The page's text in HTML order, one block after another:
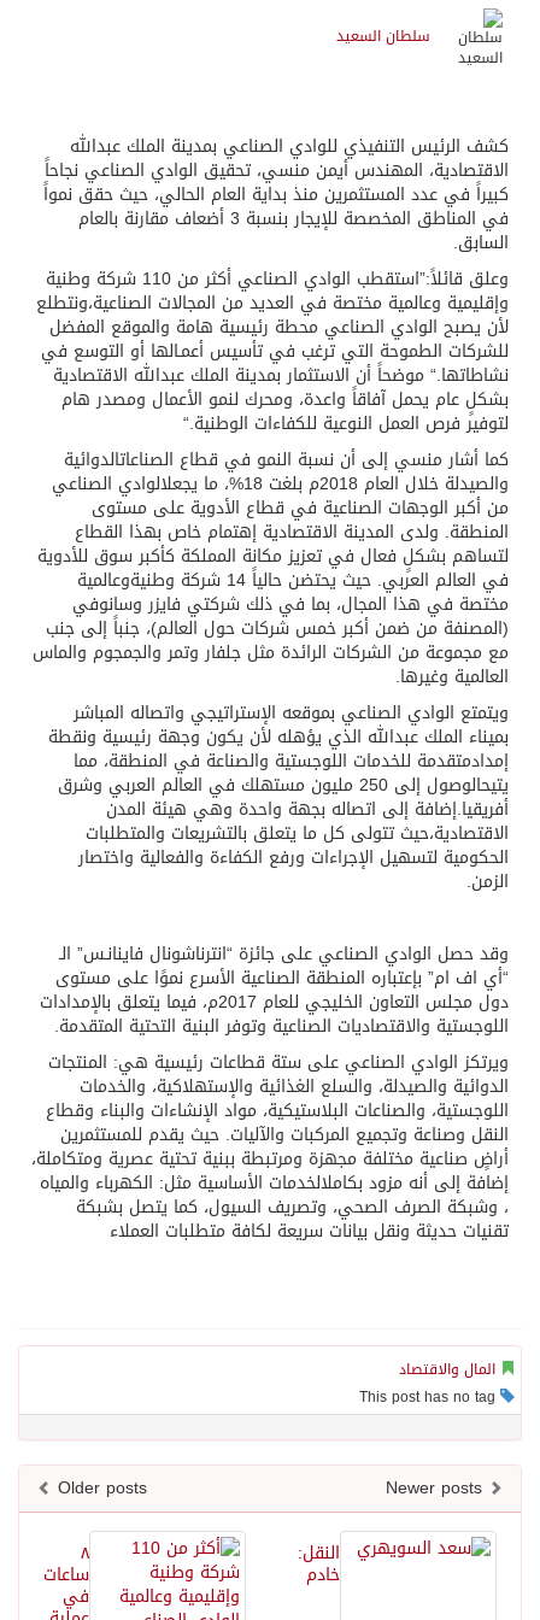
سلطان السعيد
كشف الرئيس التنفيذي للوادي الصناعي بمدينة الملك عبدالله
الاقتصادية، المهندس أيمن منسي، تحقيق الوادي الصناعي نجاحاً
كبيراً في عدد المستثمرين منذ بداية العام الحالي، حيث حقق نمواً
في المناطق المخصصة للإيجاربنسبة مقارنة بالعام
السابق.
وعلق قائلاً:”استقطب الوادي الصناعي أكثر من 110 شركة وطنية
وإقليمية وعالمية مختصة في العديد من المجالات الصناعية،ونتطلع
لأن يصبح الوادي الصناعي محطة رئيسية هامة والموقع المفضل
للشركات الطموحة التي ترغب في تأسيس أعمـالها أو التوسع في
نشاطاتها.
“ موضحاً أن الاستثمار بمدينة الملك عبدالله الاقتصادية
بشكلٍ عام يحمل آفاقاً واعدة، ومحرك لنمو الأعمال ومصدرهام
لتوفير فرص العمل النوعية للكفاءات الوطنية.
“
كما أشارمنسي إلى أن نسبة النمو في قطاع الصناعاتالدوائية
والصيدلة خلال العام 2018م بلغت 18%، ما يجعلالوادي الصناعي
من أكبر الوجهات الصناعية في قطاع الأدوية على مستوى
المنطقة. ولدى المدينة الاقتصادية إهتمام خاص بهذا القطاع
لتساهم بشكلٍ فعال في تعزيز مكانة المملكة كأكبر سوق للأدوية
في العالم العربي. حيث يحتضن حالياً14 شركة وطنيةوعالمية
مختصة في هذا المجال، بما في ذلك شركتي فايزر وسانوفي
(المصنفة من ضمن أكبر خمس شركات حول العالم)، جنباً إلى جنب
مع مجموعة من الشركات الرائدة مثل جلفار وتمر والجمجوم والماس
العالمية وغيرها.
ويتمتع الوادي الصناعي بموقعه الإستراتيجي واتصاله المباشر
بميناء الملك عبدالله الذي يؤهله لأن يكون وجهة رئيسية ونقطة
إمدادمتقدمة للخدمات اللوجستية والصناعة في المنطقة، مما
يتيحالوصول إلى مليون مستهلك في العالم العربي وشرق
أفريقيا.إضافة إلى اتصاله بجهة واحدة وهي هيئة المدن
الاقتصادية،حيث تتولى كل ما يتعلق بالتشريعات والمتطلبات
الحكومية لتسهيل الإجراءات ورفع الكفاءة والفعالية واختصار
الزمن.
وقدحصل الوادي الصناعي على جائزة “انترناشونال فاينانـس” الـ
“أي اف ام” بإعتباره المنطقة الصناعية الأسرع نموًا على مستوى
دول مجلس التعاون الخليجي للعام 2017م، فيما يتعلق بالإمدادات
اللوجستية والاقتصاديات الصناعية وتوفر البنية التحتية المتقدمة.
ويرتكزالوادي الصناعي على ستة قطاعات رئيسية هي: المنتجات
الدوائية والصيدلة، والسلع الغذائية والإستهلاكية، والخدمات
اللوجستية، والصناعات البلاستيكية، مواد الإنشاءات والبناء وقطاع
النقل وصناعة وتجميع المركبات والآليات. حيث يقدم للمستثمرين
أراضٍ صناعية مختلفة مجهزة ومرتبطة ببنية تحتية عصرية ومتكاملة،
إضافة إلى أنه مزود بكاملالخدمات الأساسية مثل: الكهرباء والمياه
، وشبكة الصرف الصحي، وتصريف السيول، كما يتصل بشبكة
تقنيات حديثة ونقل بيانات سريعة لكافة متطلبات العملاء
المال والاقتصاد
Older posts
٨
ساعات
في
النقل:
خادم